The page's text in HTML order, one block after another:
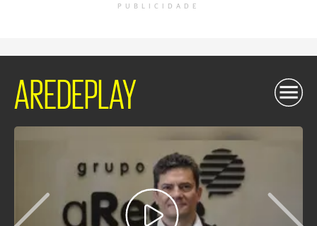
PUBLICIDADE
AREDEPLAY